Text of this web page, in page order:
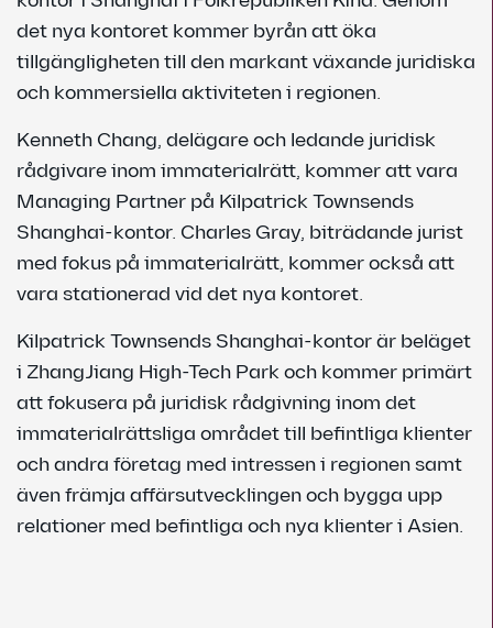
det nya kontoret kommer byrån att öka
tillgängligheten till den markant växande juridiska
och kommersiella aktiviteten i regionen.
Kenneth Chang, delägare och ledande juridisk
rådgivare inom immaterialrätt, kommer att vara
Managing Partner på Kilpatrick Townsends
Shanghai-kontor. Charles Gray, biträdande jurist
med fokus på immaterialrätt, kommer också att
vara stationerad vid det nya kontoret.
Kilpatrick Townsends Shanghai-kontor är beläget
i ZhangJiang High-Tech Park och kommer primärt
att fokusera på juridisk rådgivning inom det
immaterialrättsliga området till befintliga klienter
och andra företag med intressen i regionen samt
även främja affärsutvecklingen och bygga upp
relationer med befintliga och nya klienter i Asien.